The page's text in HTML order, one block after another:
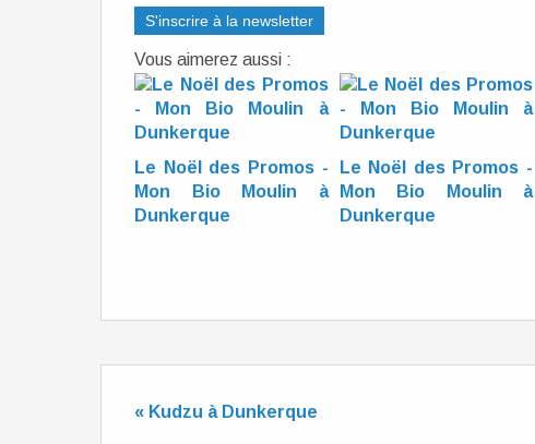
S'inscrire à la newsletter
Vous aimerez aussi :
Le Noël des Promos -
Mon Bio Moulin à
Dunkerque
Le Noël des Promos -
Mon Bio Moulin à
Dunkerque
« Kudzu à Dunkerque